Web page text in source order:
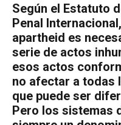
Según el Estatuto
Penal
apartheid es
serie de actos
esos actos
no afectar a todas
que puede ser
Pero los sistemas